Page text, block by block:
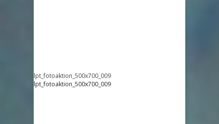
lpt_fotoaktion_500x700_009
lpt_fotoaktion_500x700_009